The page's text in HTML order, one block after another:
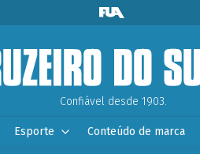
Confiável desde 1903.
Esporte Conteúdo de marca